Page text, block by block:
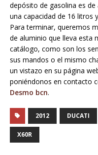
depósito de gasolina es
una capacidad de 16 litros
Para terminar, queremos
de aluminio que lleva esta
catálogo, como son los
sus mandos o el mismo
un vistazo en su página
poniéndonos en contacto
Desmo bcn.
2012 DUCATI
X60R